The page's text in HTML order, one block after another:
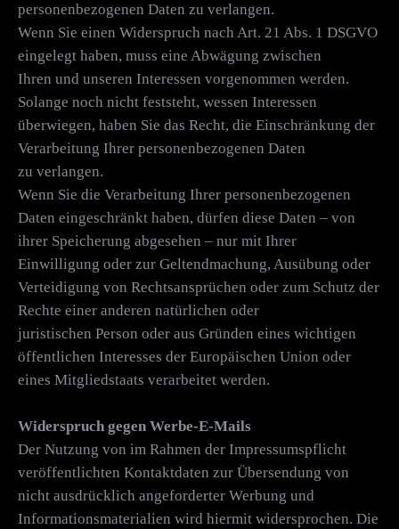
personenbezogenen Daten zu verlangen.
Wenn Sie einen Widerspruch nach Art. 21 Abs. 1 DSGVO
eingelegt haben, muss eine Abwägung zwischen
Ihren und unseren Interessen vorgenommen werden.
Solange noch nicht feststeht, wessen Interessen
überwiegen, haben Sie das Recht, die Einschränkung der
Verarbeitung Ihrer personenbezogenen Daten
zu verlangen.
Wenn Sie die Verarbeitung Ihrer personenbezogenen
Daten eingeschränkt haben, dürfen diese Daten – von
ihrer Speicherung abgesehen – nur mit Ihrer
Einwilligung oder zur Geltendmachung, Ausübung oder
Verteidigung von Rechtsansprüchen oder zum Schutz der
Rechte einer anderen natürlichen oder
juristischen Person oder aus Gründen eines wichtigen
öffentlichen Interesses der Europäischen Union oder
eines Mitgliedstaats verarbeitet werden.
Widerspruch gegen Werbe-E-Mails
Der Nutzung von im Rahmen der Impressumspflicht
veröffentlichten Kontaktdaten zur Übersendung von
nicht ausdrücklich angeforderter Werbung und
Informationsmaterialien wird hiermit widersprochen. Die